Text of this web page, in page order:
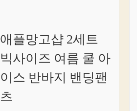
애플망고샵 2세트
빅사이즈 여름 쿨 아
이스 반바지 밴딩팬
츠